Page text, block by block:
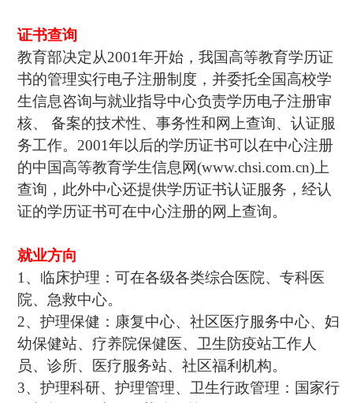
证书查询
教育部决定从2001年开始，我国高等教育学历证
书的管理实行电子注册制度，并委托全国高校学
生信息咨询与就业指导中心负责学历电子注册审
核、 备案的技术性、事务性和网上查询、认证服
务工作。2001年以后的学历证书可以在中心注册
的中国高等教育学生信息网(www.chsi.com.cn)上
查询，此外中心还提供学历证书认证服务，经认
证的学历证书可在中心注册的网上查询。
就业方向
1、临床护理：可在各级各类综合医院、专科医
院、急救中心。
2、护理保健：康复中心、社区医疗服务中心、妇
幼保健站、疗养院保健医、卫生防疫站工作人
员、诊所、医疗服务站、社区福利机构。
3、护理科研、护理管理、卫生行政管理：国家行